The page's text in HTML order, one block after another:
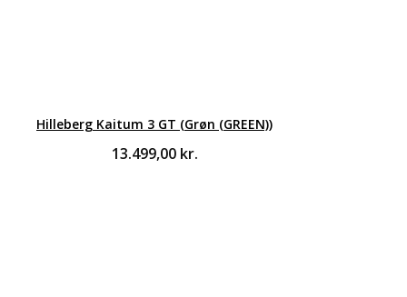
Hilleberg Kaitum 3 GT (Grøn (GREEN))
13.499,00 kr.